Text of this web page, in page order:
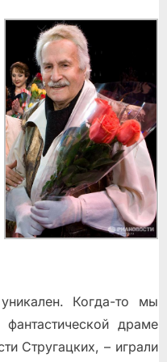
Когда-то мы
драме
Стругацких, – играли